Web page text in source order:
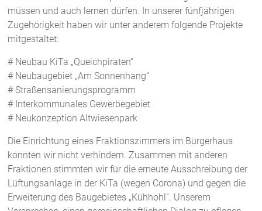
müssen und auch lernen dürfen. In unserer fünfjährigen
Zugehörigkeit haben wir unter anderem folgende Projekte
mitgestaltet:
# Neubau KiTa „Queichpiraten“
# Neubaugebiet „Am Sonnenhang“
# Straßensanierungsprogramm
# Interkommunales Gewerbegebiet
# Neukonzeption Altwiesenpark
Die Einrichtung eines Fraktionszimmers im Bürgerhaus
konnten wir nicht verhindern. Zusammen mit anderen
Fraktionen stimmten wir für die erneute Ausschreibung der
Lüftungsanlage in der KiTa (wegen Corona) und gegen die
Erweiterung des Baugebietes „Kühhohl“. Unserem